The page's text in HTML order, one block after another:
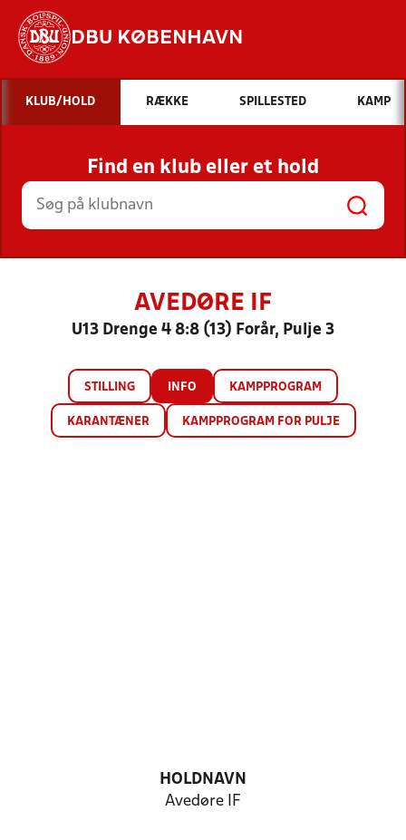
DBU KØBENHAVN
Hvad vil du søge efter?
INDHOLD OG NYHEDER
STILLINGER, RESULTATER, KLUBBER OG
HOLD
KLUB/HOLD RÆKKE SPILLESTED KAMP
Find en klub eller et hold
AVEDØRE IF
U13 Drenge 4 8:8 (13) Forår, Pulje 3
STILLING INFO KAMPPROGRAM
KARANTÆNER KAMPPROGRAM FOR PULJE
HOLDNAVN
Avedøre IF